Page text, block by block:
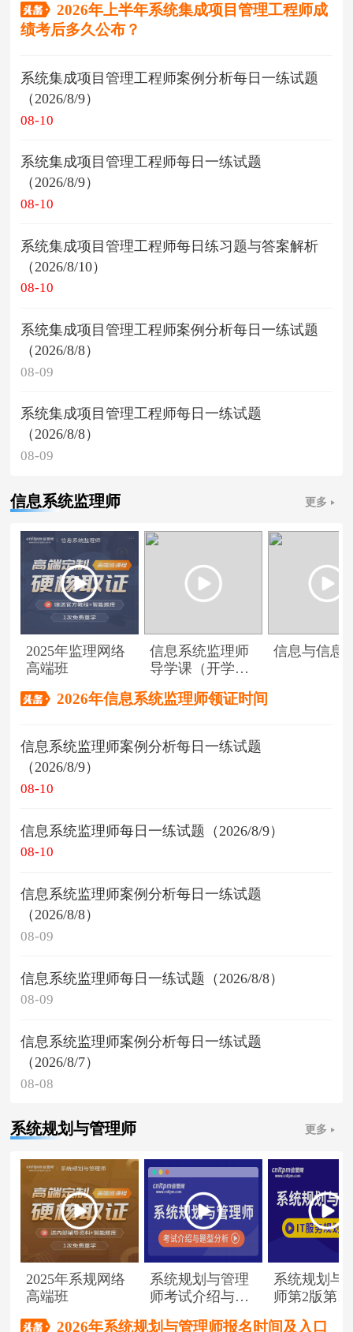
2026年上半年系统集成项目管理工程师成
绩考后多久公布？
系统集成项目管理工程师案例分析每日一练试题
（2026/8/9）
08-10
系统集成项目管理工程师每日一练试题
（2026/8/9）
08-10
系统集成项目管理工程师每日练习题与答案解析
（2026/8/10）
08-10
系统集成项目管理工程师案例分析每日一练试题
（2026/8/8）
08-09
系统集成项目管理工程师每日一练试题
（2026/8/8）
08-09
信息系统监理师 更多
2025年监理网络
高端班
信息系统监理师
导学课（开学典
信息与信息
2026年信息系统监理师领证时间
信息系统监理师案例分析每日一练试题
（2026/8/9）
08-10
信息系统监理师每日一练试题（2026/8/9）
08-10
信息系统监理师案例分析每日一练试题
（2026/8/8）
08-09
信息系统监理师每日一练试题（2026/8/8）
08-09
信息系统监理师案例分析每日一练试题
（2026/8/7）
08-08
系统规划与管理师 更多
2025年系规网络
高端班
系统规划与管理
师考试介绍与题
系统规划与
师第2版第1
2026年系统规划与管理师报名时间及入口